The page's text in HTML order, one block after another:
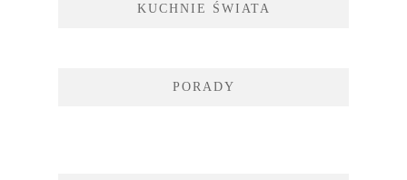
KUCHNIE ŚWIATA
PORADY